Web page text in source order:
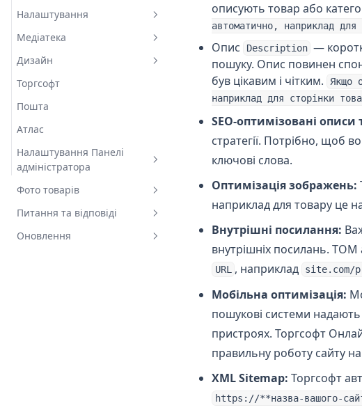
Головна сторінка
Мої сторінки
Наші магазини
Налаштування
Глобальна інформація
Доставка
Замовлення
Оплата
Сервер
Сповіщення
Сторонні ресурси
GA4
Медіатека
Медіатека в TOM
Дизайн
Основні налаштування Теми
Налаштування макета
Компоненти макета
Картка товару
Сторінка товару
Кнопки взаємодії
Торгсофт
Пошта
Атлас
Налаштування Панелі
адміністратора
Налаштування ролей
користувачів ТОМ
Розширені налаштування
Фото товарів
Підготовка фото для
інтернет-магазину
Питання та відповіді
Часті питання
Оновлення
описують товар або
автоматично, наприклад
Опис Description —
пошуку. Опис повинен
був цікавим і чітким.
Якщо
наприклад для сторінки
SEO-оптимізовані описи
стратегії. Потрібно, щоб
ключові слова.
Оптимізація зображень:
наприклад для товару це
Внутрішні посилання:
внутрішніх посилань.
URL , наприклад site.com/
Мобільна оптимізація:
пошукові системи
пристроях. Торгсофт
правильну роботу сайту
XML Sitemap: Торгсофт
https://**назва-вашого-